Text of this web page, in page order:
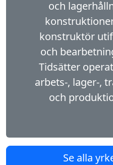
och
konstruktör
och
Tidsätter
arbets-, lager-,
och
Se alla